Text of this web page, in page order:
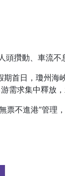
攢動、車流
首日，瓊州
需求集中釋放，
票不進港”管理